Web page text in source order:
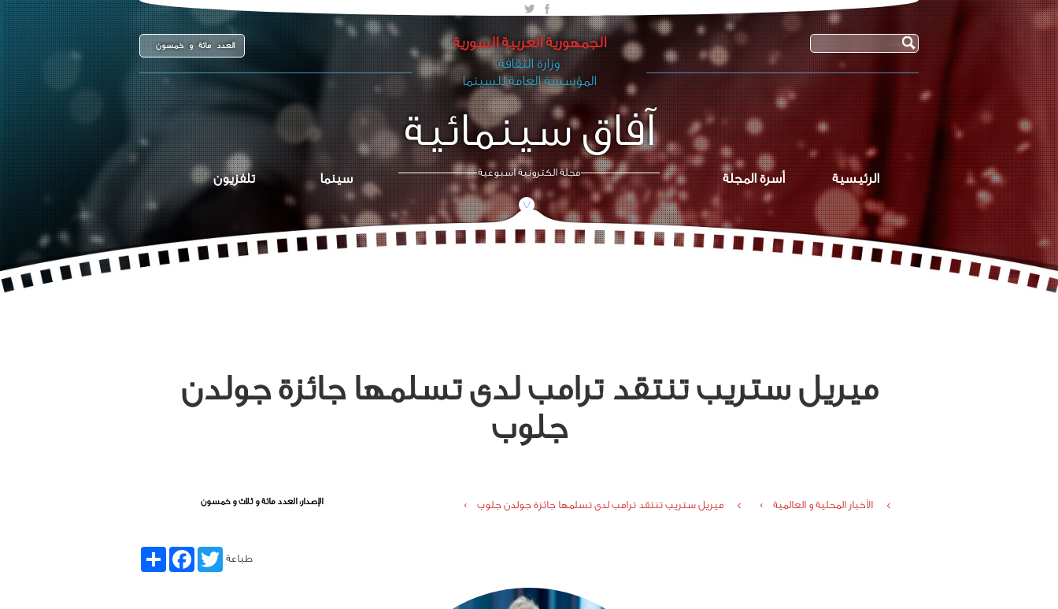
العدد مائة و خمسون الجمهورية العربية السورية
وزارة الثقافة
المؤسسة العامة للسينما
آفاق سينمائية
الرئيسية أسرة المجلة مجلة الكترونية اسبوعية سينما تلفزيون
/\
ميريل ستريب تنتقد ترامب لدى تسلمها جائزة جولدن
جلوب
الأخبار المحلية و العالمية › ميريل ستريب تنتقد ترامب لدى تسلمها جائزة جولدن جلوب › الإصدار: العدد مائة و ثلاث و خمسون
ShareFacebookTwitter طباعة